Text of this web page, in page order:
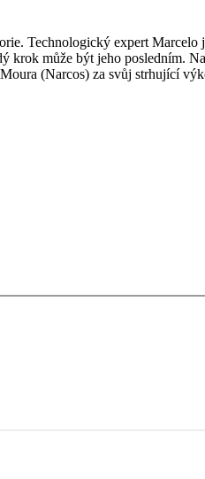
Technologický expert
krok může být jeho posledním.
(Narcos) za svůj strhující